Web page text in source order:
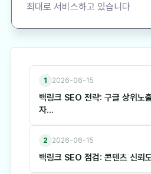
최대로 서비스하고 있습니다
1 2026-06-15
백링크 SEO 전략: 구글 상위노
자…
2 2026-06-15
백링크 SEO 점검: 콘텐츠 신뢰